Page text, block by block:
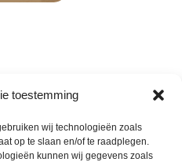
toestemming
wij technologieën zoals
op te slaan en/of te raadplegen.
kunnen wij gegevens zoals